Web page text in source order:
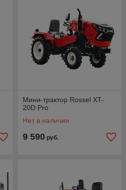
Мини-трактор Rossel XT-
20D Pro
Нет в наличии
9 590 руб.